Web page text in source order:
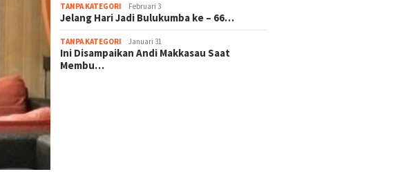
TANPA KATEGORI Februari 3
Jelang Hari Jadi Bulukumba ke – 66…
TANPA KATEGORI Januari 31
Ini Disampaikan Andi Makkasau Saat
Membu…